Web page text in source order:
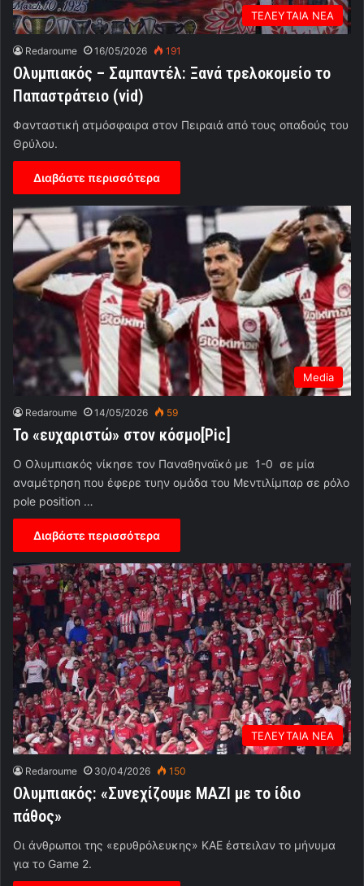
ΤΕΛΕΥΤΑΙΑ ΝΕΑ
Redaroume 16/05/2026 191
Ολυμπιακός – Σαμπαντέλ: Ξανά τρελοκομείο το
Παπαστράτειο (vid)
Φανταστική ατμόσφαιρα στον Πειραιά από τους οπαδούς του
Θρύλου.
Διαβάστε περισσότερα
Media
Redaroume 14/05/2026 59
Το «ευχαριστώ» στον κόσμο[Pic]
O Oλυμπιακός νίκησε τον Παναθηναϊκό με 1-0 σε μία
αναμέτρηση που έφερε τυην ομάδα του Μεντιλίμπαρ σε ρόλο
pole position …
Διαβάστε περισσότερα
ΤΕΛΕΥΤΑΙΑ ΝΕΑ
Redaroume 30/04/2026 150
Ολυμπιακός: «Συνεχίζουμε ΜΑΖΙ με το ίδιο
πάθος»
Οι άνθρωποι της «ερυθρόλευκης» ΚΑΕ έστειλαν το μήνυμα
για το Game 2.